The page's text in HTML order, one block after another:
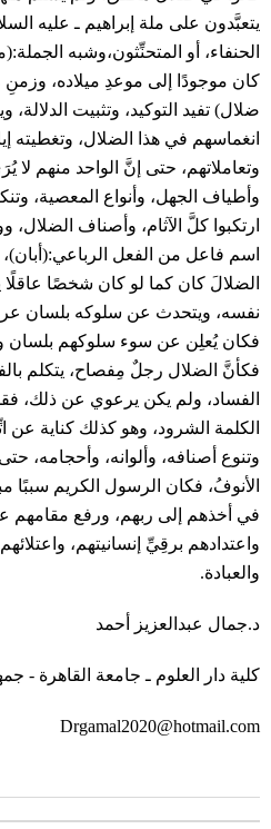
يتعبَّدون على ملة إبراهيم ـ عليه
الحنفاء، أو المتحنِّثون،وشبه
كان موجودًا إلى موعدِ ميلاده، وزمنِ
ضلال) تفيد التوكيد، وتثبيت
انغماسهم في هذا الضلال، وتغطيته
وتعاملاتهم، حتى إنَّ الواحد منهم لا
وأطياف الجهل، وأنواع المعصية،
ارتكبوا كلَّ الآثام، وأصناف
اسم فاعل من الفعل
الضلالَ كان كما لو كان شخصًا
نفسه، ويتحدث عن سلوكه بلسان
فكان يُعلِن عن سوء سلوكهم بلسان
فكأنَّ الضلال رجلٌ مِفصاح، يتكلم
الفساد، ولم يكن يرعوي عن ذلك،
الكلمة الشرود، وهو كذلك كناية عن
وتنوع أصنافه، وألوانه، وأحجامه،
الأنوفُ، فكان الرسول الكريم سببًا
في أخذهم إلى ربهم، ورفع مقامهم
واعتدادهم برقِيِّ إنسانيتهم،
والعبادة.
د.جمال عبدالعزيز أحمد
كلية دار العلوم ـ جامعة القاهرة -
Drgamal2020@hotmail.com